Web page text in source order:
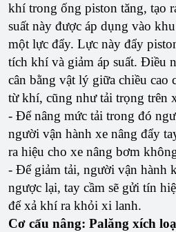
khí trong ống piston tăng, tạo
suất này được áp dụng vào
một lực đẩy. Lực này đẩy
tích khí và giảm áp suất. Điều
cân bằng vật lý giữa chiều cao
từ khí, cũng như tải trọng trên
- Để nâng mức tải trong đó
người vận hành xe nâng đẩy
ra hiệu cho xe nâng bơm
- Để giảm tải, người vận hành
ngược lại, tay cầm sẽ gửi tín
để xả khí ra khỏi xi lanh.
Cơ cấu nâng: Palăng xích